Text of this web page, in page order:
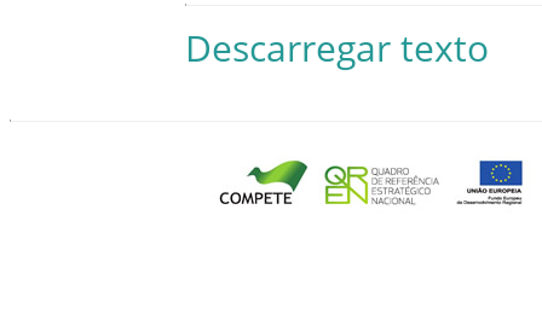
Descarregar texto